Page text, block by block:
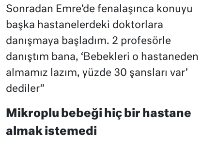
Sonradan Emre’de fenalaşınca konuyu
başka hastanelerdeki doktorlara
danışmaya başladım. 2 profesörle
danıştım bana, ‘Bebekleri o hastaneden
almamız lazım, yüzde 30 şansları var’
dediler”
Mikroplu bebeği hiç bir hastane
almak istemedi